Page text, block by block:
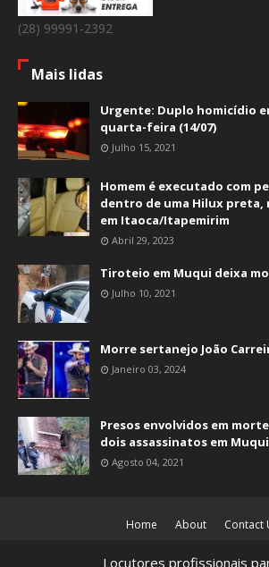
(28) 99991-2392
Mais lidas
Urgente: Duplo homicídio
quarta-feira (14/07)
Julho 15, 2021
Homem é executado com
dentro de uma Hilux preta,
em Itaoca/Itapemirim
Abril 29, 2023
Tiroteio em Muqui deixa
Julho 10, 2021
Morre sertanejo João
Janeiro 03, 2024
Presos envolvidos em
dois assassinatos em Muqui
Agosto 04, 2021
Home About Contact
Locutores profissionais